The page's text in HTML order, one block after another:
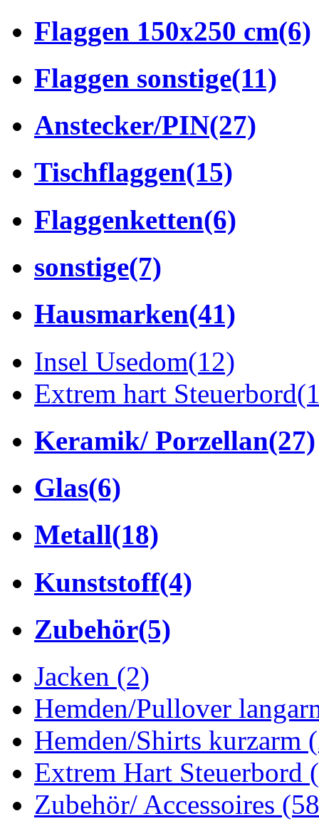
Flaggen 150x250 cm(6)
Flaggen sonstige(11)
Anstecker/PIN(27)
Tischflaggen(15)
Flaggenketten(6)
sonstige(7)
Hausmarken(41)
Insel Usedom(12)
Extrem hart Steuerbord
Keramik/ Porzellan(27)
Glas(6)
Metall(18)
Kunststoff(4)
Zubehör(5)
Jacken (2)
Hemden/Pullover
Hemden/Shirts kurzarm
Extrem Hart Steuerbord
Zubehör/ Accessoires